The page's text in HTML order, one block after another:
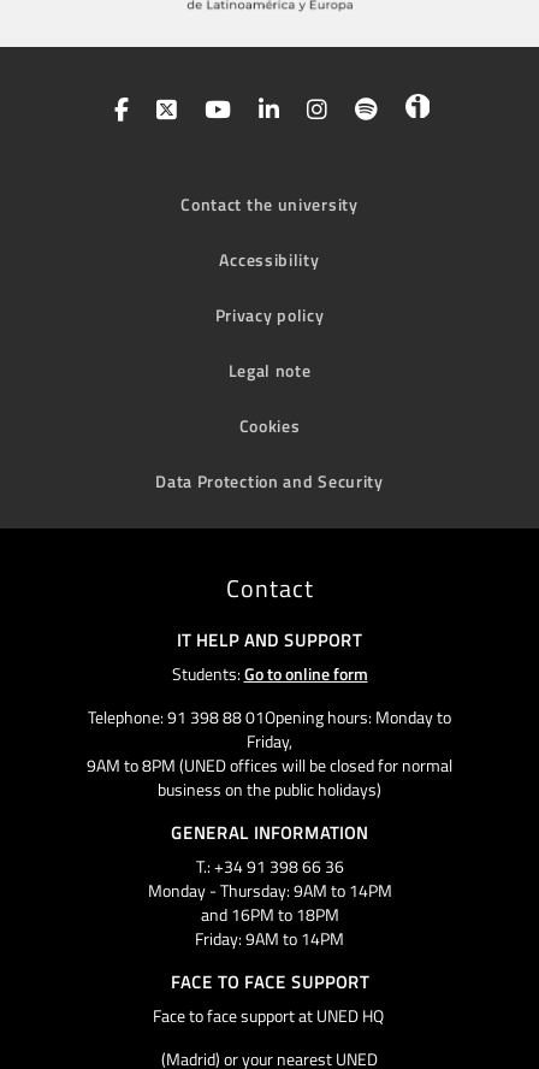
Contact the university
Accessibility
Privacy policy
Legal note
Cookies
Data Protection and Security
Contact
IT HELP AND SUPPORT
Students:Go to online form
Telephone: 91 398 88 01Opening hours: Monday to
Friday,
9AM to 8PM (UNED offices will be closed for normal
business on the public holidays)
GENERAL INFORMATION
T.: +34 91 398 66 36
Monday - Thursday: 9AM to 14PM
and 16PM to 18PM
Friday: 9AM to 14PM
FACE TO FACE SUPPORT
Face to face support at UNED HQ
(Madrid) or your nearest UNED